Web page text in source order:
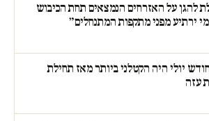
להגן על האזרחים הנמצאים תחת הכיבוש
ירתיע מפני מתקפות המתנחלים״
חודש יולי היה הקטלני ביותר מאז תחילת
עזה